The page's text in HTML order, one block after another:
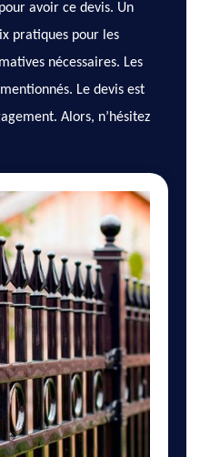
avoir ce devis. Un
pratiques pour les
nécessaires. Les
Le devis est
Alors, n’hésitez